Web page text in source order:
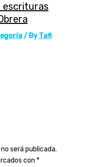
escrituras
/ ByTafi
será publicada.
con *